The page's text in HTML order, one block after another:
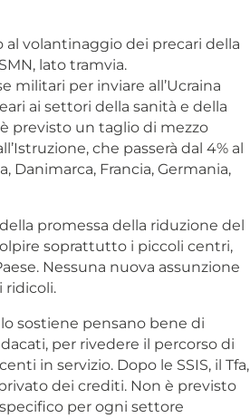
al volantinaggio dei precari della
lato tramvia.
militari per inviare all’Ucraina
ai settori della sanità e della
previsto un taglio di mezzo
che passerà dal 4% al
Danimarca, Francia, Germania,
promessa della riduzione del
soprattutto i piccoli centri,
Nessuna nuova assunzione
ridicoli.
sostiene pensano bene di
per rivedere il percorso di
in servizio. Dopo le SSIS, il Tfa,
dei crediti. Non è previsto
per ogni settore